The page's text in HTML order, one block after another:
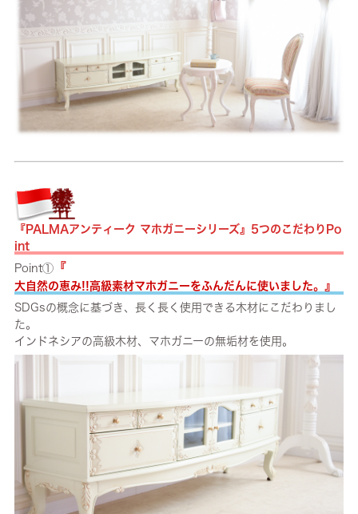
『PALMAアンティーク マホガニーシリーズ』5つのこだわりPo
int
Point①『
大自然の恵み!!高級素材マホガニーをふんだんに使いました。 』
SDGsの概念に基づき、長く長く使用できる木材にこだわりまし
た。
インドネシアの高級木材、マホガニーの無垢材を使用。